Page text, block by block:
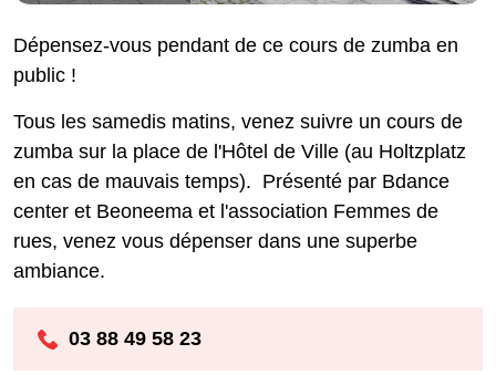
Dépensez-vous pendant de ce cours de zumba en
public !
Tous les samedis matins, venez suivre un cours de
zumba sur la place de l'Hôtel de Ville (au Holtzplatz
en cas de mauvais temps). Présenté par Bdance
center et Beoneema et l'association Femmes de
rues, venez vous dépenser dans une superbe
ambiance.
03 88 49 58 23